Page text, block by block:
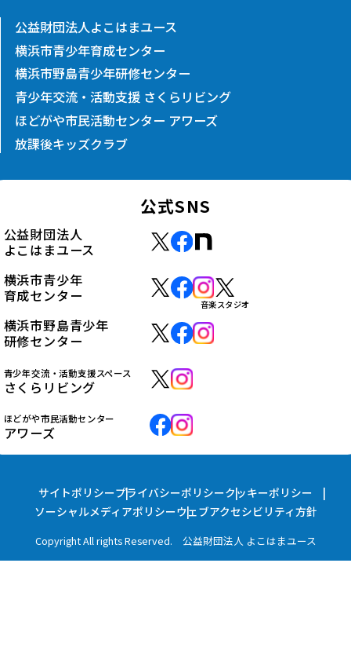
公益財団法人よこはまユース
横浜市青少年育成センター
横浜市野島青少年研修センター
青少年交流・活動支援 さくらリビング
ほどがや市民活動センター アワーズ
放課後キッズクラブ
公式SNS
公益財団法人
よこはまユース
横浜市青少年
育成センター
音楽スタジオ
横浜市野島青少年
研修センター
青少年交流・活動支援スペース
さくらリビング
ほどがや市民活動センター
アワーズ
サイトポリシープライバシーポリシークッキーポリシー
ソーシャルメディアポリシーウェブアクセシビリティ方針
Copyright All rights Reserved. 公益財団法人 よこはまユース